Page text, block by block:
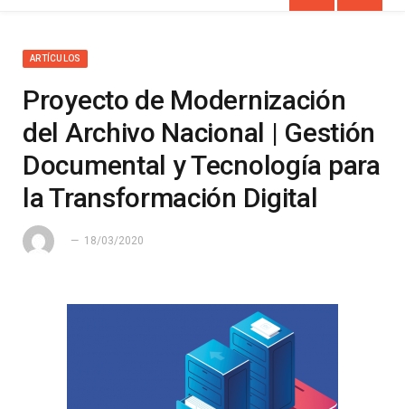
ARTÍCULOS
Proyecto de Modernización
del Archivo Nacional | Gestión
Documental y Tecnología para
la Transformación Digital
18/03/2020